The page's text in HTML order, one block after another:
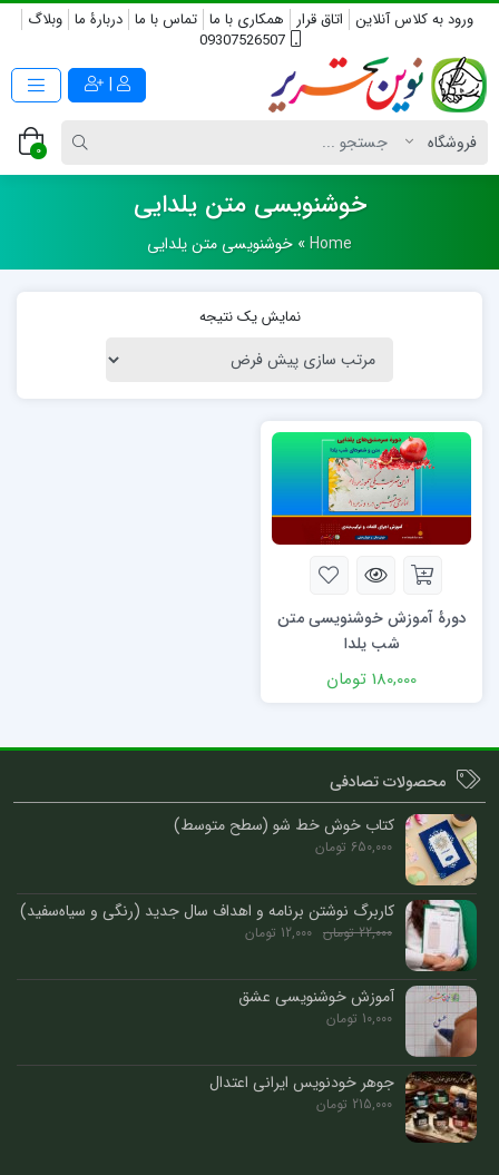
ورود به کلاس آنلاین اتاق قرار همکاری با ما تماس با ما دربارۀ ما وبلاگ
09307526507
|
0
خوشنویسی متن یلدایی
Home
» خوشنویسی متن یلدایی
نمایش یک نتیجه
دورۀ آموزش خوشنویسی متن
شب یلدا
180,000 تومان
محصولات تصادفی
کتاب خوش خط شو (سطح متوسط)
650,000 تومان
کاربرگ نوشتن برنامه و اهداف سال جدید (رنگی و سیاه‌سفید)
22,000 تومان 12,000 تومان
آموزش خوشنویسی عشق
10,000 تومان
جوهر خودنویس ایرانی اعتدال
215,000 تومان